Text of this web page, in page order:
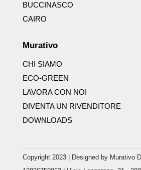
BUCCINASCO
CAIRO
Murativo
CHI SIAMO
ECO-GREEN
LAVORA CON NOI
DIVENTA UN RIVENDITORE
DOWNLOADS
Copyright 2023 | Designed by Murativo